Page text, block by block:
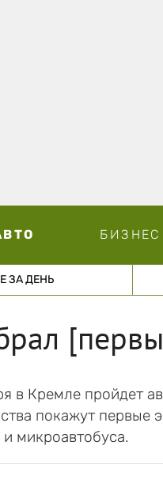
БИЗНЕС
ЗА ДЕНЬ
в Кремле пройдет
покажут первые
микроавтобуса.